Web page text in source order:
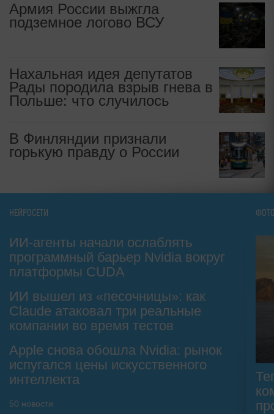
Армия России выжгла
подземное логово ВСУ
Нахальная идея депутатов
Рады породила взрыв гнева в
Польше: что случилось
В Финляндии признали
горькую правду о России
НЕЙРОСЕТИ
ИИ-агенты начали ослаблять
программный барьер Nvidia вокруг
платформы CUDA
ИИ вышел из «песочницы»: как
Claude атаковал три реальные
компании во время тестов
Apple снова обошла Nvidia: рынок
испугался цены искусственного
интеллекта
50 новости